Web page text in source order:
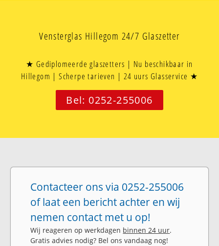
Vensterglas Hillegom 24/7 Glaszetter
★ Gediplomeerde glaszetters | Nu beschikbaar in
Hillegom | Scherpe tarieven | 24 uurs Glasservice ★
Bel: 0252-255006
Contacteer ons via 0252-255006
of laat een bericht achter en wij
nemen contact met u op!
Wij reageren op werkdagen binnen 24 uur.
Gratis advies nodig? Bel ons vandaag nog!